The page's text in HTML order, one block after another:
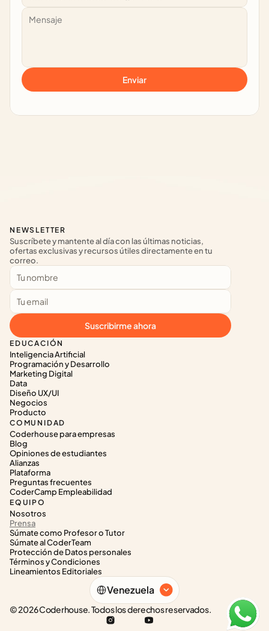
Enviar
EDUCACIÓN
Inteligencia Artificial
Programación y Desarrollo
Marketing Digital
Data
Diseño UX/UI
Negocios
Producto
COMUNIDAD
Coderhouse para empresas
Blog
Opiniones de estudiantes
Alianzas
Plataforma
Preguntas frecuentes
CoderCamp Empleabilidad
EQUIPO
Nosotros
Prensa
Súmate como Profesor o Tutor
Súmate al CoderTeam
Protección de Datos personales
Términos y Condiciones
Lineamientos Editoriales
NEWSLETTER
Suscríbete y mantente al día con las últimas noticias,
ofertas exclusivas y recursos útiles directamente en tu
correo.
Suscribirme ahora
Select Language
Venezuela
© 2026 Coderhouse. Todos los derechos reservados.